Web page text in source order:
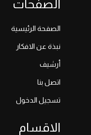
الصفحات
الصفحة الرئيسية
نبذة عن الافكار
أرشيف
اتصل بنا
تسجيل الدخول
الاقسام